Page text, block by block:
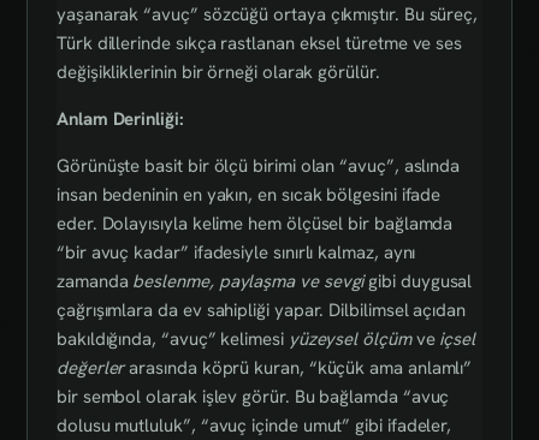
yaşanarak “avuç” sözcüğü ortaya çıkmıştır. Bu süreç,
Türk dillerinde sıkça rastlanan eksel türetme ve ses
değişikliklerinin bir örneği olarak görülür.
Anlam Derinliği:
Görünüşte basit bir ölçü birimi olan “avuç”, aslında
insan bedeninin en yakın, en sıcak bölgesini ifade
eder. Dolayısıyla kelime hem ölçüsel bir bağlamda
“bir avuç kadar” ifadesiyle sınırlı kalmaz, aynı
zamanda beslenme, paylaşma ve sevgigibi duygusal
çağrışımlara da ev sahipliği yapar. Dilbilimsel açıdan
bakıldığında, “avuç” kelimesi yüzeysel ölçümve içsel
değerlerarasında köprü kuran, “küçük ama anlamlı”
bir sembol olarak işlev görür. Bu bağlamda “avuç
dolusu mutluluk”, “avuç içinde umut” gibi ifadeler,